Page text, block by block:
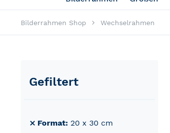
Bilderrahmen Shop Wechselrahmen
Gefiltert
Format 20 x 30 cm
Dies entfernen